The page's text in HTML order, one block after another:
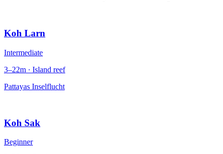
Koh Larn
Intermediate
3–22m · Island reef
Pattayas Inselflucht
Koh Sak
Beginner